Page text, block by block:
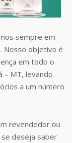
sempre em
Nosso objetivo é
em todo o
– MT, levando
a um número
revendedor ou
deseja saber